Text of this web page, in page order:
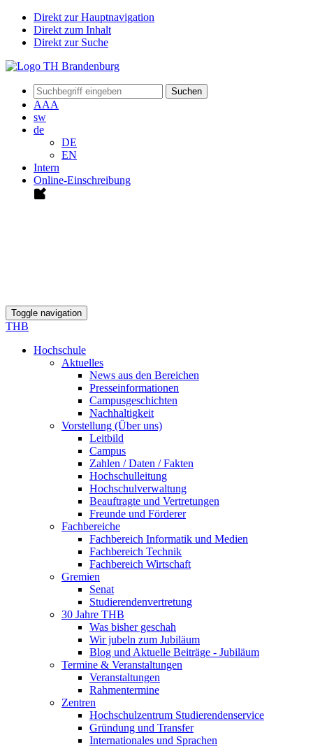
Direkt zur Hauptnavigation
Direkt zum Inhalt
Direkt zur Suche
Suchen
AAA
sw
de
DE
EN
Intern
Online-Einschreibung
Toggle navigation
THB
Hochschule
Aktuelles
News aus den Bereichen
Presseinformationen
Campusgeschichten
Nachhaltigkeit
Vorstellung (Über uns)
Leitbild
Campus
Zahlen / Daten / Fakten
Hochschulleitung
Hochschulverwaltung
Beauftragte und Vertretungen
Freunde und Förderer
Fachbereiche
Fachbereich Informatik und Medien
Fachbereich Technik
Fachbereich Wirtschaft
Gremien
Senat
Studierendenvertretung
30 Jahre THB
Was bisher geschah
Wir jubeln zum Jubiläum
Blog und Aktuelle Beiträge - Jubiläum
Termine & Veranstaltungen
Veranstaltungen
Rahmentermine
Zentren
Hochschulzentrum Studierendenservice
Gründung und Transfer
Internationales und Sprachen